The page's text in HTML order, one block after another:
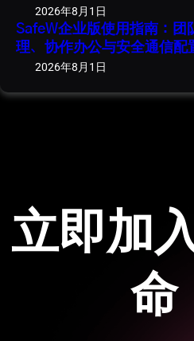
2026年8月1日
SafeW企业版使用指南：团
理、协作办公与安全通信配
2026年8月1日
立即加
命